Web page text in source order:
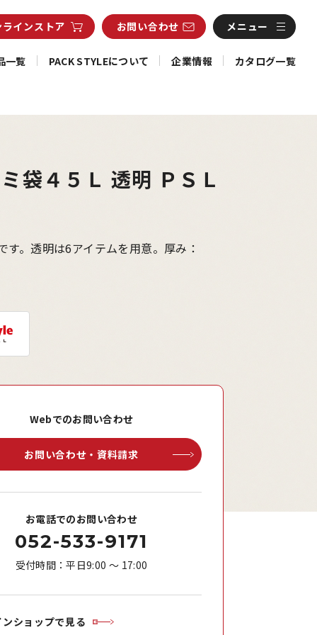
インストア お問い合わせ メニュー
一覧 PACK STYLEについて 企業情報 カタログ一覧
袋４５Ｌ 透明 ＰＳＬ
す。透明は6アイテムを用意。厚み：
Webでのお問い合わせ
お問い合わせ・資料請求
お電話でのお問い合わせ
052-533-9171
受付時間：平日9:00 ～ 17:00
ショップで見る